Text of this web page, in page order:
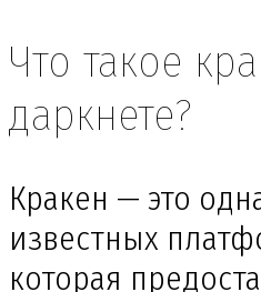
Что такое
даркнете?
Кракен — это
известных
которая